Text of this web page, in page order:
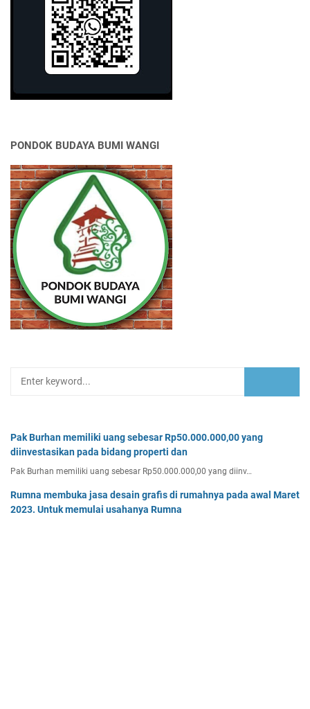
PONDOK BUDAYA BUMI WANGI
Pak Burhan memiliki uang sebesar Rp50.000.000,00 yang
diinvestasikan pada bidang properti dan
Pak Burhan memiliki uang sebesar Rp50.000.000,00 yang diinv…
Rumna membuka jasa desain grafis di rumahnya pada awal Maret
2023. Untuk memulai usahanya Rumna